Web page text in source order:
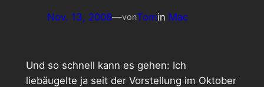
Nov. 13, 2008—vonTomin Mac
Und so schnell kann es gehen: Ich
liebäugelte ja seit der Vorstellung im Oktober